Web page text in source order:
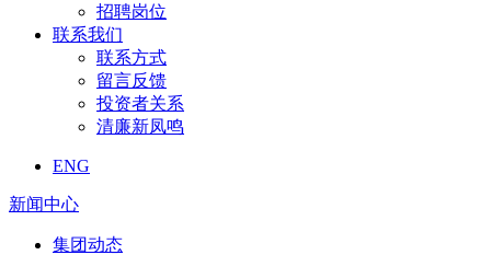
招聘岗位
联系我们
联系方式
留言反馈
投资者关系
清廉新凤鸣
ENG
新闻中心
集团动态